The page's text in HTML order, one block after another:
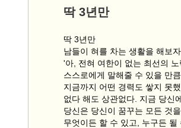
딱 3년만
딱 3년만
남들이 혀를 차는 생활을 해보자.
'아, 전혀 여한이 없는 최선의
스스로에게 말해줄 수 있을 만
지금까지 어떤 경력도 쌓지 못
없다 해도 상관없다. 지금 당신
당신은 당신이 꿈꾸는 모든 것
무엇이든 할 수 있고, 누구든 될